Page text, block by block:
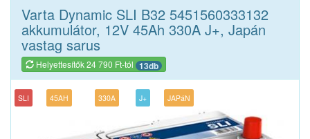
Varta Dynamic SLI B32 5451560333132
akkumulátor, 12V 45Ah 330A J+, Japán
vastag sarus
Helyettesítők 24 790 Ft-tól 13db
SLI 45AH 330A J+ JAPáN